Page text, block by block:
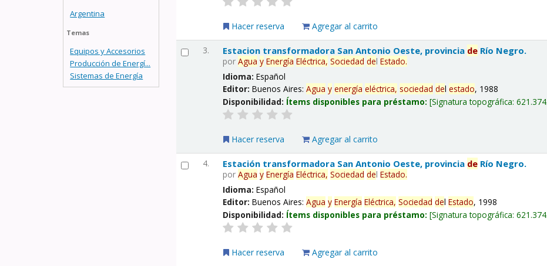
Argentina
Temas
Equipos y Accesorios
Producción de Energí...
Sistemas de Energía
Hacer reserva Agregar al carrito
3. Estacion transformadora San Antonio Oeste, provincia de Río Negro.
porAgua y Energía Eléctrica, Sociedad delEstado.
Idioma:Español
Editor:Buenos Aires:Agua y energía eléctrica, sociedad delestado, 1988
Disponibilidad: Ítems disponibles para préstamo: Signatura topográfica:
Hacer reserva Agregar al carrito
4. Estación transformadora San Antonio Oeste, provincia de Río Negro.
porAgua y Energía Eléctrica, Sociedad delEstado.
Idioma:Español
Editor:Buenos Aires:Agua y Energía Eléctrica, Sociedad delEstado, 1998
Disponibilidad: Ítems disponibles para préstamo: Signatura topográfica:
Hacer reserva Agregar al carrito